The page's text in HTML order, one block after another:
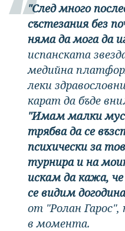
"След много
състезания без
няма да мога да
испанската
медийна
леки
карат да бъде
"Имам малки
трябва да се
психически за
турнира и на
искам да кажа,
се видим
от "Ролан
в момента.